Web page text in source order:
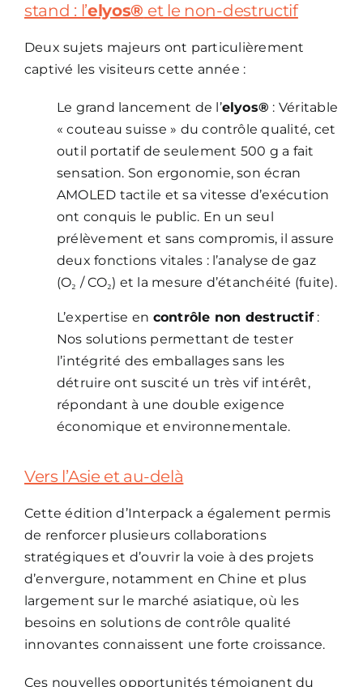
stand : l’elyos® et le non-destructif
Deux sujets majeurs ont particulièrement
captivé les visiteurs cette année :
Le grand lancement de l’elyos® : Véritable
« couteau suisse » du contrôle qualité, cet
outil portatif de seulement 500 g a fait
sensation. Son ergonomie, son écran
AMOLED tactile et sa vitesse d’exécution
ont conquis le public. En un seul
prélèvement et sans compromis, il assure
deux fonctions vitales : l’analyse de gaz
(O₂ / CO₂) et la mesure d’étanchéité (fuite).
L’expertise en contrôle non destructif:
Nos solutions permettant de tester
l’intégrité des emballages sans les
détruire ont suscité un très vif intérêt,
répondant à une double exigence
économique et environnementale.
Vers l’Asie et au-delà
Cette édition d’Interpack a également permis
de renforcer plusieurs collaborations
stratégiques et d’ouvrir la voie à des projets
d’envergure, notamment en Chine et plus
largement sur le marché asiatique, où les
besoins en solutions de contrôle qualité
innovantes connaissent une forte croissance.
Ces nouvelles opportunités témoignent du